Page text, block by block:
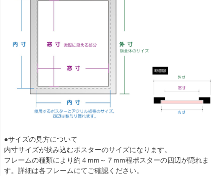
●サイズの見方について
内寸サイズが挟み込むポスターのサイズになります。
フレームの種類により約４mm～７mm程ポスターの四辺が隠れま
す。詳細は各フレームにてご確認ください。